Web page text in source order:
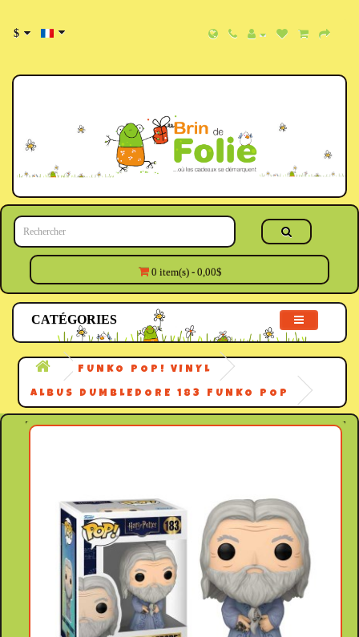
$
0 item(s) - 0,00$
CATÉGORIES
FUNKO POP! VINYL
ALBUS DUMBLEDORE 183 FUNKO POP